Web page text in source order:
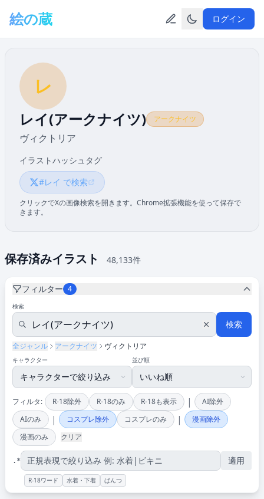
絵の蔵 ログイン
レ
レイ(アークナイツ) アークナイツ
ヴィクトリア
イラストハッシュタグ
#レイ で検索
クリックでXの画像検索を開きます。Chrome拡張機能を使って保存で
きます。
保存済みイラスト 48,133件
フィルター 4
検索
検索
全ジャンル アークナイツ ヴィクトリア
キャラクター 並び順
フィルタ: R-18除外 R-18のみ R-18も表示 |
AI除外
AIのみ
| コスプレ除外 コスプレのみ |
漫画除外
漫画のみ
クリア
.* 適用
R-18ワード 水着・下着 ぱんつ